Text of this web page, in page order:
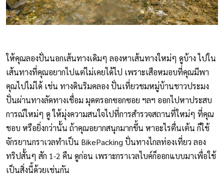
ให้คุณลองปั่นนอกเส้นทางเดิมๆ ลองหาเส้นทางใหม่ๆ ดูบ้าง ไปใน
เส้นทางที่คุณอยากไปแต่ไม่เคยได้ไป เพราะเสือหมอบที่คุณมีพา
คุณไปไม่ได้ เช่น ทางดินริมคลอง ปั่นเที่ยวชมหมู่บ้านชาวประมง
ปั่นผ่านทางลัดทางเชื่อม มุดตรอกซอกซอย ฯลฯ ออกไปหาประสบ
การณ์ใหม่ๆ ดู ให้มุ่งความสนใจไปที่การสำรวจสถานที่ใหม่ๆ ที่คุณ
ชอบ หรือยิ่งกว่านั้น ถ้าคุณอยากสนุกมากขึ้น หาอะไรตื่นเต้น ก็ใช้
จักรยานกราเวลทำเป็น BikePacking ปั่นทางไกลท่องเที่ยว ลอง
ทริปสั้นๆ สัก 1-2 คืน ดูก่อน เพราะกราเวลไบค์ก็ออกแบบมาเพื่อใช้
เป็นสิ่งนี้ด้วยเช่นกัน